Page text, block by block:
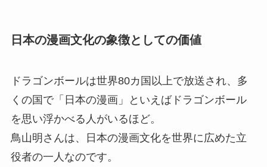
日本の漫画文化の象徴としての価値
ドラゴンボールは世界80カ国以上で放送され、多
くの国で「日本の漫画」といえばドラゴンボール
を思い浮かべる人がいるほど。
鳥山明さんは、日本の漫画文化を世界に広めた立
役者の一人なのです。